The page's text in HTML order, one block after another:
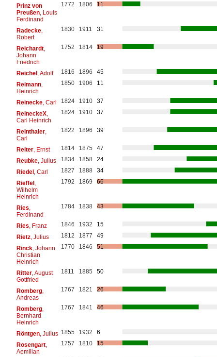
Prinz von
Preußen, Louis
Ferdinand
1772 1806 11
Radecke,
Robert
1830 1911 31
Reichardt,
Johann
Friedrich
1752 1814 19
Reichel, Adolf 1816 1896
45
Reimann,
Heinrich
1850 1906 11
Reinecke, Carl 1824 1910
37
ReineckeX,
Carl Heinrich
1824 1910 37
Reinthaler,
Carl
1822 1896 39
Reiter, Ernst 1814 1875
47
Reubke, Julius 1834 1858
24
Riedel, Carl 1827 1888
34
Rieffel,
Wilhelm
Heinrich
1792 1869 66
Ries
Ferdinand
1784 1838 43
Ries , Franz 1846 1932
15
Rietz, Julius 1812 1877
49
Rinck, Johann
Christian
Heinrich
1770 1846 51
Ritter, August
Gottfried
1811 1885 50
Romberg,
Andreas
1767 1821 26
Romberg,
Bernhard
Heinrich
1767 1841 46
Röntgen, Julius 1855 1932
6
Rosengart,
Aemilian
1757 1810 15